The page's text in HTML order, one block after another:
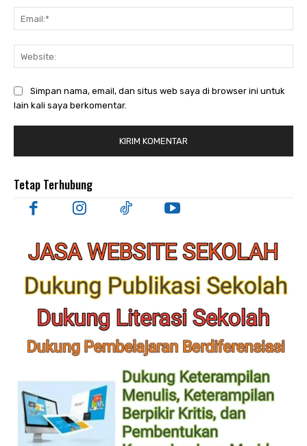
Simpan nama, email, dan situs web saya di browser ini untuk
lain kali saya berkomentar.
Tetap Terhubung